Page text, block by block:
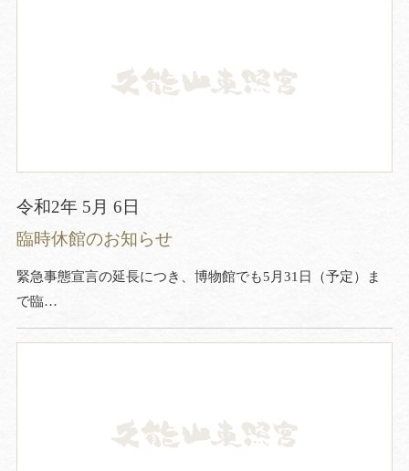
令和2年 5月 6日
臨時休館のお知らせ
緊急事態宣言の延長につき、博物館でも5月31日（予定）ま
で臨…